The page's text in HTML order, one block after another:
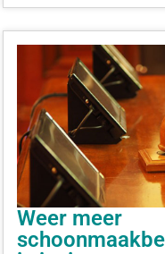
Weer meer